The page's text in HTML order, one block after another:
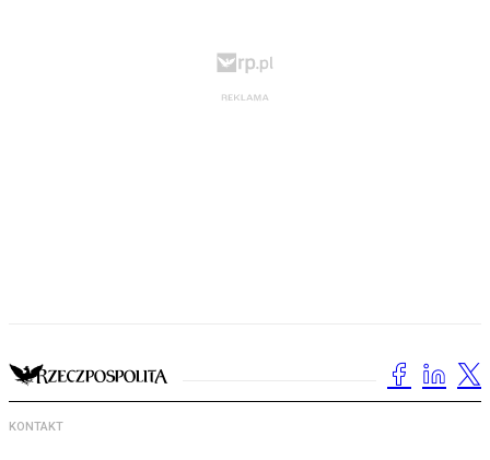
KONTAKT